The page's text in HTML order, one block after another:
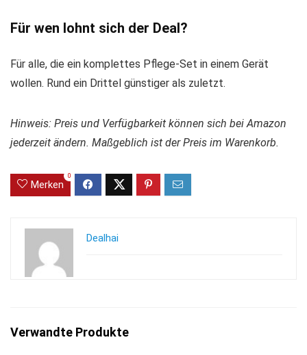
Für wen lohnt sich der Deal?
Für alle, die ein komplettes Pflege-Set in einem Gerät
wollen. Rund ein Drittel günstiger als zuletzt.
Hinweis: Preis und Verfügbarkeit können sich bei Amazon
jederzeit ändern. Maßgeblich ist der Preis im Warenkorb.
Merken
0
Dealhai
Verwandte Produkte